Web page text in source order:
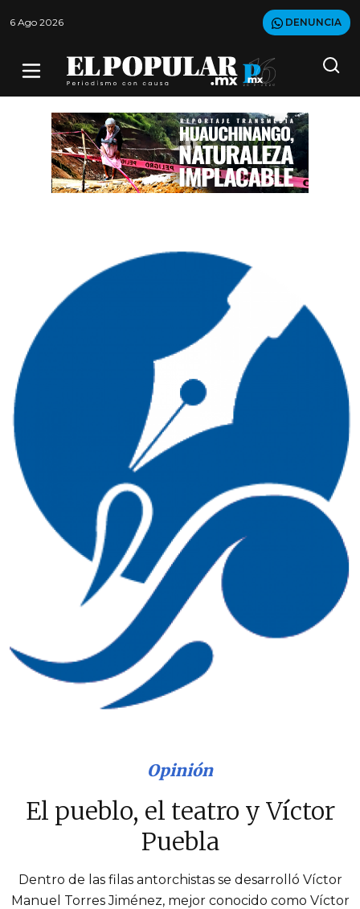
6 Ago 2026 DENUNCIA
Opinión
El pueblo, el teatro y Víctor
Puebla
Dentro de las filas antorchistas se desarrolló Víctor
Manuel Torres Jiménez, mejor conocido como Víctor